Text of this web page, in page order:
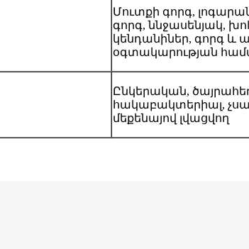
Մուտքի գորգ,
գորգ, ննջասենյակ,
կենդանիներ, գորգ և
օգտակարության
Ընկերական,
հակաբակտերիալ,
մեքենայով լվացվող